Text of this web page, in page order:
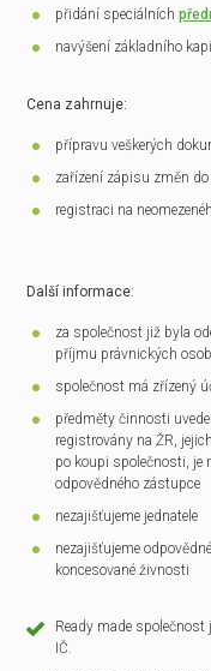
přidání speciálních
navýšení základního
Cena zahrnuje:
přípravu veškerých
zařízení zápisu změn do
registraci na
Další informace:
za společnost již byla
příjmu právnických
společnost má zřízený
předměty činnosti
registrovány na ŽR,
po koupi společnosti,
odpovědného zástupce
nezajišťujeme jednatele
nezajišťujeme
koncesované živnosti
Ready made
IČ.